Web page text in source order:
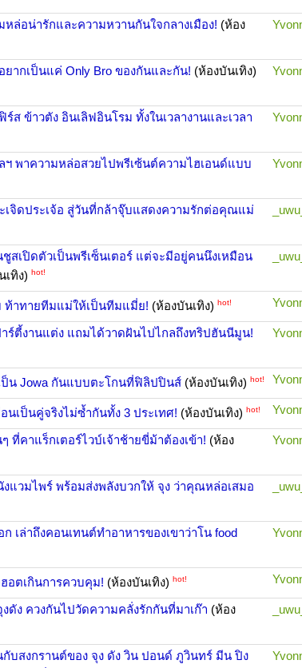
หล่อน่ารักและความหวานกันใจกลางเมือง! (ห้อง
ากเป็นแค่ Only Bro ของกันและกัน! (ห้องบันเทิง)
ส ข้าวตัง อินเลิฟอินโรม ทั้งในเวลางานและเวลา
ฯ พาความหล่อสวยไปพรีเซ้นต์ความไฮเอนด์แบบ
เจิดประเจ้อ สู่วันที่กล้าจุ๊บแสดงความรักต่อคุณแม่
_uwu_
สเปิดตัวเป็นพรีเซ็นเตอร์ แต่จะมีอยู่คนนึงเหมือน
เทิง) hot!
_uwu_
ท้าทายทีมแม่ให้เป็นทีมแมี่ย! (ห้องบันเทิง) hot!
ร์ตี้งานแต่ง แถมได้วาดฝันไปไกลถึงทริปฮันนีมูน!
ป็น Jowa กันแบบตะโกนที่ฟิลิปปินส์ (ห้องบันเทิง) hot!
นเป็นคู่จริงไม่ซ้ำกันทั้ง 3 ประเทศ! (ห้องบันเทิง) hot!
คาแร็กเตอร์ไวบ์เจ้าช้ายขี่ม้าต้องเข้า! (ห้อง
แวมไพร์ พร้อมส่งพลังบวกให้ จุง ว่าคุณหล่อเสมอ
_uwu_
เล่าถึงคอนเทนต์ทำอาหารของเขาว่าโน food
อตเกินการควบคุม! (ห้องบันเทิง) hot!
งดัง ควงกันไปวัดความคลั่งรักกันที่มาเก๊า (ห้อง
_uwu_
บสงกรานต์ของ จุง ดัง วิน ปอนด์ ภูวินทร์ มีน ปิง